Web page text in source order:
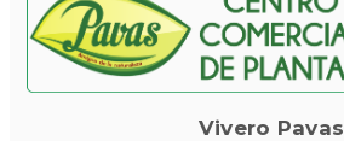
Vivero Pavas